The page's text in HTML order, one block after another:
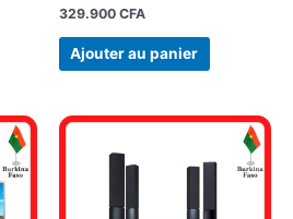
329.900 CFA
Ajouter au panier